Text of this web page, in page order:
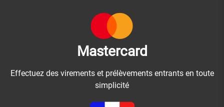
Mastercard
Effectuez des virements et prélèvements entrants en toute
simplicité